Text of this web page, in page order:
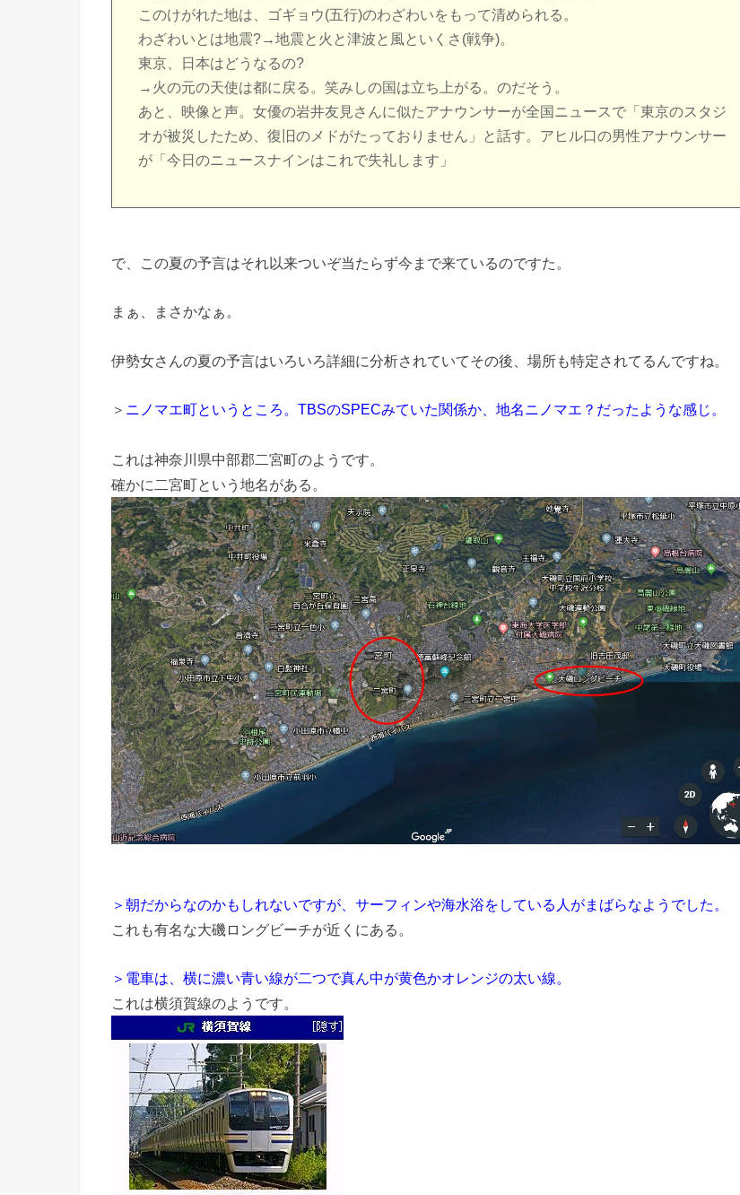
このけがれた地は、ゴギョウ(五行)のわざわいをもって清められる。
わざわいとは地震?→地震と火と津波と風といくさ(戦争)。
東京、日本はどうなるの?
→火の元の天使は都に戻る。笑みしの国は立ち上がる。のだそう。
あと、映像と声。女優の岩井友見さんに似たアナウンサーが全国ニュースで「東京のスタジ
オが被災したため、復旧のメドがたっておりません」と話す。アヒル口の男性アナウンサー
が「今日のニュースナインはこれで失礼します」
で、この夏の予言はそれ以来ついぞ当たらず今まで来ているのですた。
まぁ、まさかなぁ。
伊勢女さんの夏の予言はいろいろ詳細に分析されていてその後、場所も特定されてるんですね。
＞ ニノマエ町というところ。TBSのSPECみていた関係か、地名ニノマエ？だったような感じ。
これは神奈川県中部郡二宮町のようです。
確かに二宮町という地名がある。
＞朝だからなのかもしれないですが、サーフィンや海水浴をしている人がまばらなようでした。
これも有名な大磯ロングビーチが近くにある。
＞電車は、横に濃い青い線が二つで真ん中が黄色かオレンジの太い線。
これは横須賀線のようです。